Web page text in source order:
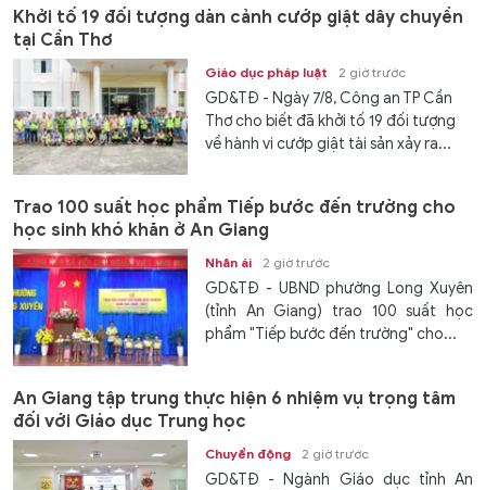
Khởi tố 19 đối tượng dàn cảnh cướp giật dây chuyền
tại Cần Thơ
Giáo dục pháp luật 2 giờ trước
GD&TĐ - Ngày 7/8, Công an TP Cần
Thơ cho biết đã khởi tố 19 đối tượng
về hành vi cướp giật tài sản xảy ra...
Trao 100 suất học phẩm Tiếp bước đến trường cho
học sinh khó khăn ở An Giang
Nhân ái 2 giờ trước
GD&TĐ - UBND phường Long Xuyên
(tỉnh An Giang) trao 100 suất học
phẩm "Tiếp bước đến trường" cho...
An Giang tập trung thực hiện 6 nhiệm vụ trọng tâm
đối với Giáo dục Trung học
Chuyển động 2 giờ trước
GD&TĐ - Ngành Giáo dục tỉnh An